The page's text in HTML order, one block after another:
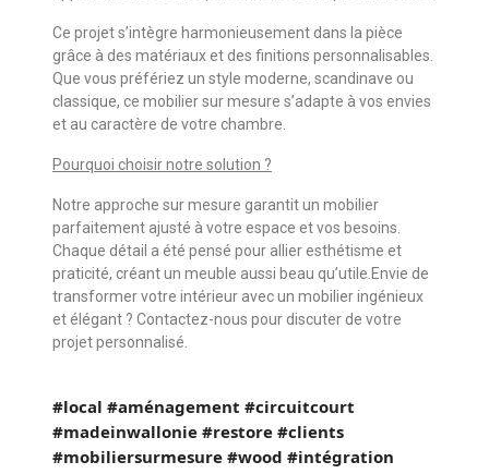
Ce projet s’intègre harmonieusement dans la pièce
grâce à des matériaux et des finitions personnalisables.
Que vous préfériez un style moderne, scandinave ou
classique, ce mobilier sur mesure s’adapte à vos envies
et au caractère de votre chambre.
Pourquoi choisir notre solution ?
Notre approche sur mesure garantit un mobilier
parfaitement ajusté à votre espace et vos besoins.
Chaque détail a été pensé pour allier esthétisme et
praticité, créant un meuble aussi beau qu’utile.Envie de
transformer votre intérieur avec un mobilier ingénieux
et élégant ? Contactez-nous pour discuter de votre
projet personnalisé.
#local #aménagement #circuitcourt
#madeinwallonie #restore #clients
#mobiliersurmesure #wood #intégration